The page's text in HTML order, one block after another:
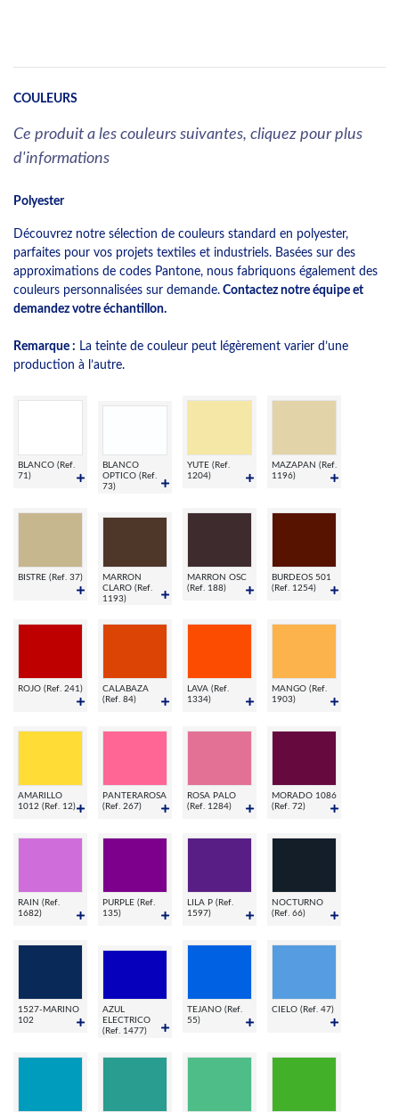
COULEURS
Ce produit a les couleurs suivantes, cliquez pour plus
d'informations
Polyester
Découvrez notre sélection de couleurs standard en polyester,
parfaites pour vos projets textiles et industriels. Basées sur des
approximations de codes Pantone, nous fabriquons également des
couleurs personnalisées sur demande. Contactez notre équipe et
demandez votre échantillon.
Remarque : La teinte de couleur peut légèrement varier d’une
production à l’autre.
BLANCO (Ref.
71)
BLANCO
OPTICO (Ref.
73)
YUTE (Ref.
1204)
MAZAPAN (Ref.
1196)
BISTRE (Ref. 37)
MARRON
CLARO (Ref.
1193)
MARRON OSC
(Ref. 188)
BURDEOS 501
(Ref. 1254)
ROJO (Ref. 241)
CALABAZA
(Ref. 84)
LAVA (Ref.
1334)
MANGO (Ref.
1903)
AMARILLO
1012 (Ref. 12)
PANTERAROSA
(Ref. 267)
ROSA PALO
(Ref. 1284)
MORADO 1086
(Ref. 72)
RAIN (Ref.
1682)
PURPLE (Ref.
135)
LILA P (Ref.
1597)
NOCTURNO
(Ref. 66)
1527-MARINO
102
AZUL
ELECTRICO
(Ref. 1477)
TEJANO (Ref.
55)
CIELO (Ref. 47)